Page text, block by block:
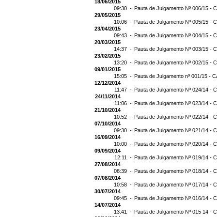
18/06/2015
09:30 - Pauta de Julgamento Nº 006/15 -
29/05/2015
10:06 - Pauta de Julgamento Nº 005/15 -
23/04/2015
09:43 - Pauta de Julgamento Nº 004/15 -
20/03/2015
14:37 - Pauta de Julgamento Nº 003/15 -
23/02/2015
13:20 - Pauta de Julgamento Nº 002/15 -
09/01/2015
15:05 - Pauta de Julgamento nº 001/15 -
12/12/2014
11:47 - Pauta de Julgamento Nº 024/14 -
24/11/2014
11:06 - Pauta de Julgamento Nº 023/14 -
21/10/2014
10:52 - Pauta de Julgamento Nº 022/14 -
07/10/2014
09:30 - Pauta de Julgamento Nº 021/14 -
16/09/2014
10:00 - Pauta de Julgamento Nº 020/14 -
09/09/2014
12:11 - Pauta de Julgamento Nº 019/14 -
27/08/2014
08:39 - Pauta de Julgamento Nº 018/14 -
07/08/2014
10:58 - Pauta de Julgamento Nº 017/14 -
30/07/2014
09:45 - Pauta de Julgamento Nº 016/14 -
14/07/2014
13:41 - Pauta de Julgamento Nº 015 14 -